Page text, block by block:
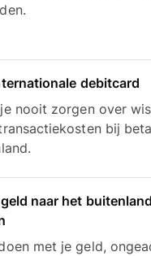
debitcard
nooit zorgen over
bij
naar het
met je geld,